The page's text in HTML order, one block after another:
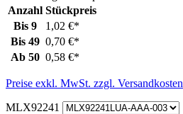
Anzahl Stückpreis
Bis 9
1,02 €*
Bis 49 0,70 €*
Ab 50 0,58 €*
Preise exkl. MwSt. zzgl. Versandkosten
MLX92241